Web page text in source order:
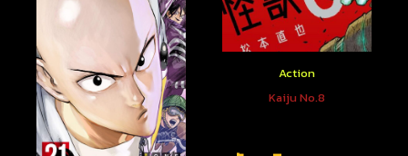
Action
One Punch Man
Action
Kaiju No.8